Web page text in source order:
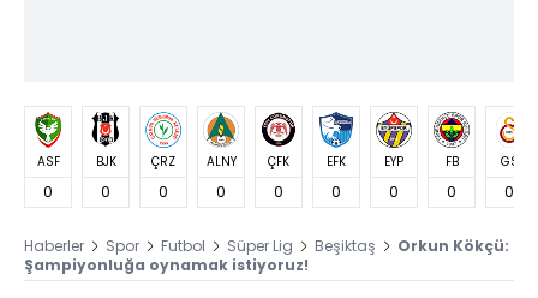
ASF
0
BJK
0
ÇRZ
0
ALNY
0
ÇFK
0
EFK
0
EYP
0
FB
0
GS
0
Haberler Spor Futbol Süper Lig Beşiktaş
Orkun Kökçü:
Şampiyonluğa oynamak istiyoruz!